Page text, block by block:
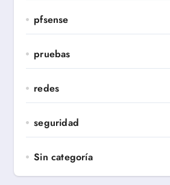
pfsense
pruebas
redes
seguridad
Sin categoría